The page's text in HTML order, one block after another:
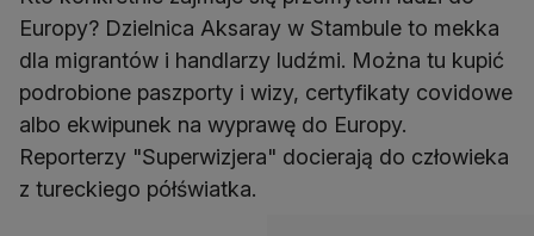
Europy? Dzielnica Aksaray w Stambule to mekka
dla migrantów i handlarzy ludźmi. Można tu kupić
podrobione paszporty i wizy, certyfikaty covidowe
albo ekwipunek na wyprawę do Europy.
Reporterzy "Superwizjera" docierają do człowieka
z tureckiego półświatka.